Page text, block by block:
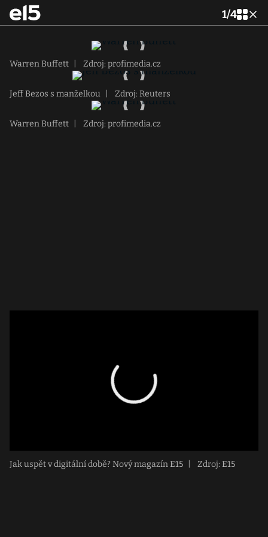
1/4
Warren Buffett Zdroj: profimedia.cz
Jeff Bezos s manželkou Zdroj: Reuters
Warren Buffett Zdroj: profimedia.cz
Jak uspět v digitální době? Nový magazín E15 Zdroj: E15